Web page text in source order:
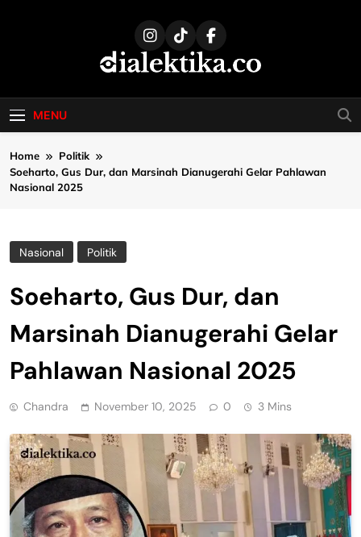
dialektika
MENU
Home
Politik
Soeharto, Gus Dur, dan Marsinah Dianugerahi Gelar Pahlawan
Nasional 2025
Nasional Politik
Soeharto, Gus Dur, dan
Marsinah Dianugerahi Gelar
Pahlawan Nasional 2025
Chandra November 10, 2025 0 3 Mins